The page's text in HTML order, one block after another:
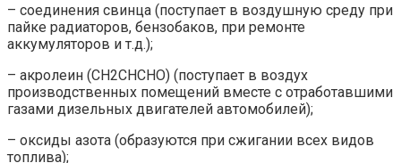
– соединения свинца (поступает в воздушную среду при
пайке радиаторов, бензобаков, при ремонте
аккумуляторов и т.д.);
– акролеин (СН2СНСНО) (поступает в воздух
производственных помещений вместе с отработавшими
газами дизельных двигателей автомобилей);
– оксиды азота (образуются при сжигании всех видов
топлива);